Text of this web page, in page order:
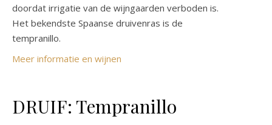
doordat irrigatie van de wijngaarden verboden is.
Het bekendste Spaanse druivenras is de
tempranillo.
Meer informatie en wijnen
DRUIF: Tempranillo